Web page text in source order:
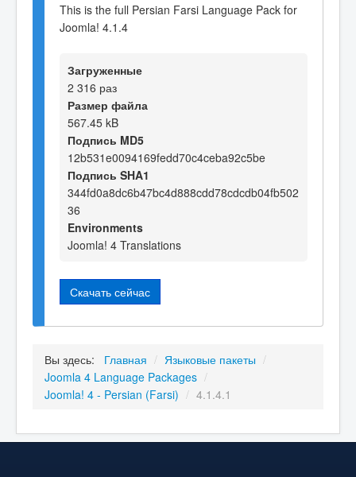
This is the full Persian Farsi Language Pack for
Joomla! 4.1.4
Загруженные
2 316 раз
Размер файла
567.45 kB
Подпись MD5
12b531e0094169fedd70c4ceba92c5be
Подпись SHA1
344fd0a8dc6b47bc4d888cdd78cdcdb04fb502
36
Environments
Joomla! 4 Translations
Скачать сейчас
Вы здесь: Главная / Языковые пакеты /
Joomla 4 Language Packages /
Joomla! 4 - Persian (Farsi) / 4.1.4.1